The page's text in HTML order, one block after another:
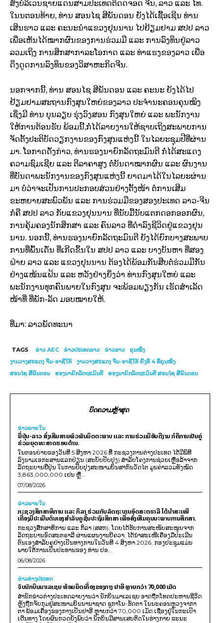
ສົ່ງບໍລິ​ເວນ​ຊາຍ​ແດນສາມ​ປະ​ເທດຕິດ​ດຈອດ ຈີນ, ລາວ ​ແລະ ​ໄທ. ​
ໃນ​ນຕອນ​ທ້າຍ, ທ່ານ ສອນ​ໄຊ ສີ​ພັນ​ດອນ ຍັງ​ໄດ້​ເຊື້ອ​ເຊີນ ທ່ານ ​
ເສິນ​ຮາວ ​ແລະ ຄະນະ​ນຳ​ແຂວງ​ຢຸນນານ ​ໄປ​ຢ້ຽມຢາມ ສປປ ລາວ
​ເພື່ອ​ເຫັນ​ໄດ້ໝາກຜົນ​ຂອງ​ການ​ຮ່ວມ​ມື ​ແລະ ການ​ລົງທຶນ​ຢູ່​ລາວ
ລວມ​ເຖິງ ການ​ສຶກສາ​ກາລະ​ໂອກາດ ​ແລະ ທ່າ​ແຮງ​ຂອງ​ລາວ ​ເພື່ອ​
ດຶງ​ດູດ​ການ​ລົງທຶນຂອງ​ວິ​ສາ​ຫະກິດ​ຈີນ.
ນອກຈາກ​ນີ້, ທ່ານ ສອນ​ໄຊ ສີ​ພັນ​ດອນ ​ແລະ ຄະນະ ຍັງ​ໄດ້​ໄປ​
ຢ້ຽມຢາມ​ສະຖານ​ກົງສຸນ​ໃຫຍ່​ຂອງ​ລາວ ປະຈຳ​ນະຄອນ​ຄຸນໝິງ ​
ເຊິ່ງມີ ທ່ານ ບຸນ​ລຽບ ຮຸ່ງ​ວົງ​ສອນ ກົງສຸນ​ໃຫຍ່ ​ແລະ ພະນັກງານ​ ​
ໃຫ້ການ​ຕ້ອນຮັບ ​ພ້ອມ​ນີ້,​ກໍ່ໄດ້​ລາຍ​ງານ​ໃຫ້​ຊາບ​ເຖິງ​ສະພາບ​ການ
ຈັດຕັ້ງປະຕິບັດ​ວຽກງານ​ຂອງ​ກົງສຸນ​ແຫ່ງ​ນີ້ ​ໃນ​ໄລຍະ​ຊຸມ​ປີ​ທີ່​ຜ່ານ​
ມາ. ​ໂອກາດ​ດັ່ງກ່າວ, ທ່ານ​ຮອງ​ນາຍົກລັດຖະມົນຕີ ກໍ່​ໄດ້​ສະ​ແດງ​
ຄວາມ​ຊົມ​ເຊີຍ ​ແລະ ຕີ​ລາຄາ​ສູງ ຕໍ່ບັນດາໝາກຜົນ ​ແລະ ຜົນງານ​
ທີ່​ບັນດາ​ພະນັກງານ​ຂອງ​ກົງສຸນ​ແຫ່ງ​ນີ້ ຍາດ​ມາ​ໄດ້​ໃນ​ໄລຍະ​ຜ່ານ​
ມາ ບໍ່ວ່າ​ຈະ​​ເປັນ​ການ​ປະກອບສ່ວນ​ຢ່າງ​ຕັ້ງໜ້າ ຕໍ່ການ​ເສີມ​
ຂະຫຍາຍ​ສະ​ພົວພັນ ​ແລະ ການ​ຮ່ວມ​ມື​ຂອງ​ສອງ​ປະ​ເທດ ລາວ-ຈີນ
ກໍ່ຄື ສປປ ລາວ ກັບ​ແຂວງ​ຢຸນນານ ​ທີ່ນັບ​ມື້ນັບ​ແຕກ​ດອກ​ອອກ​ຜົນ,
ການ​ຄຸ້ມ​ຄອງ​ນັກ​ສຶກສາ ​ແລະ ຄົນ​ລາວ ທີ່​ດຳລົງ​ຊີວິດ​ຢູ່​ແຂວງ​ຢຸນ
ນານ. ນອກ​ນີ້, ທ່ານ​ຮອງ​ນາຍົກລັດຖະມົນຕີ ຍັງ​ໄດ້​ຍົກ​ບາງ​ສະພາບ​
ການ​ທີ່​ພົ້ນ​ເດັ່ນ ທີ່​ເກີດ​ຂຶ້ນ​ໃນ ສປປ ລາວ ​ແລະ ບາງ​ບັນຫາ ​ທີ່​ສອງ​
ຝ່າຍ ລາວ ​ແລະ ​ແຂວງ​ຢຸນນານ ຕ້ອງ​ໄດ້​ພ້ອມ​ກັນ​ສືບຕໍ່ຮ່ວມ​ມື​ກັນ​
ຢ່າງ​ແໜ້ນ​ແຟ້ນ ​ແລະ ຫວັງ​ຢ່າງ​ຍິ່ງ​ວ່າ ທ່ານ​ກົງສຸນ​ໃຫຍ່ ​ແລະ
ພະນັກງານ​ທຸກ​ຄົນ​ພາຍ​ໃນ​ກົງສຸນ ຈະ​ພ້ອມພຽງກັນ ​ເຮັດ​ສຳ​ເລັດ
ໜ້າທີ່ ທີ່​ພັກ-ລັດ ມອບໝາຍ​ໃຫ້.
ທີ່ມາ: ລາວພັດທະນາ
TAGS ຂ່າວ AEC ຂ່າວປະເທດລາວ ຂ່າວລາວ
ຄຸນ​ໝິງ
ງານ​ວາງສະ​ແດງ ຈີນ-​ອາຊີ​ໃຕ້
ງານ​ວາງສະ​ແດງ ຈີນ-​ອາຊີ​ໃຕ້ ຄັ້ງທີ 4 ທີ່​ຄຸນໝິງ
ສອນໄຊ ສີພັນດອນ
ຮອງນາຍົກລັດຖະມົນຕີ ຮອງ​ນາຍົກລັດຖະມົນຕີ ສອນ​ໄຊ ສີ​ພັນ​ດອນ
ບົດຄວາມຫຼ້າສຸດ
ຂ່າວພາຍ​ໃນ
ຍີ່ປຸ່ນ-ລາວ ສົ່ງເສີມສາຍພົວພັນມິດຕະພາບ ແລະ ການຮ່ວມມືອັນດີງາມ ກໍຄືການເປັນຄູ່
ຮ່ວມຍຸດທະສາດຮອບດ້ານ.
ໃນຕອນບ່າຍຂອງວັນທີ 5 ສິງຫາ 2026 ທີ່ ກະຊວງການຕ່າງປະເທດ ໄດ້ມີພິທີ
ລົງນາມເອກະສານແລກປ່ຽນ (ສະບັບປັບປຸງ) ສໍາລັບໂຄງການຊ່ວຍເຫຼືອລ້າຈາກ
ລັດຖະບານຍີ່ປຸ່ນ ໃນການປັບປຸງສະໜາມບິນສາກົນວັດໄຕ ມູນຄ່າລວມທັງໝົດ
3,863,000,000 ເຢນ ຫຼື...
07/08/2026
ຂ່າວພາຍ​ໃນ
ກະຊວງສຶກສາທິການ ແລະ ກິລາ ຮ່ວມກັບລັດຖະບານອົດສະຕຣາລີ ໄດ້ນຳສະເໜີ
ເຄື່ອງມືປະເມີນຕົນເອງສຳລັບຄູຊັ້ນປະຖົມສຶກສາ ເພື່ອສົ່ງເສີມຄຸນນະພາບການສຶກສາ.
ກະຊວງສຶກສາທິການ ແລະ ກິລາ (ສສກ), ໂດຍໄດ້ຮັບການສະໜັບສະໜູນຈາກ
ລັດຖະບານອົດສະຕຣາລີ ຜ່ານແຜນງານບີຄວາ, ໄດ້ນຳສະເໜີເຄື່ອງມືປະເມີນ
ຕົນເອງສຳລັບຄູຢ່າງເປັນທາງການໃນວັນທີ 4 ສິງຫາ 2026. ກອງປະຊຸມແມ່ນ
ພາຍໃຕ້ການເປັນປະທານຂອງ ທ່ານ ປອ...
06/08/2026
ຂ່າວຕ່າງປະເທດ
ຈັບນັກບິນມາເລເຊຍ ພ້ອມຍຶດເຄື່ອງຂອງກາງ ຢາອີ ຫຼາຍກວ່າ 70,000 ເມັດ
ສຳນັກຂ່າວຕ່າງປະເທດລາຍງານວ່າ ນັກບິນມາເລເຊຍ ອາດຖືກໂທດປະຫານຊີວິດ
ຫຼັງຖືກຈັບກຸມຢູ່ສະໜາມບິນນານາຊາດ ຊູກາໂນ-ຮັດຕາ ໃນນະຄອນຫຼວງຈາກາ
ຕາ ພ້ອມເຄື່ອງຂອງກາງເປັນຢາອີ ຫຼາຍກວ່າ 70,000 ເມັດ ເຊື່ອງຢູ່ໃນກະເປົາ
ເດີນທາງ ໂດຍຜົນກວດຍັງພົບວ່າ ນັກບິນມີສານເສບຕິດໃນຮ່າງກາຍ ຂະນະ